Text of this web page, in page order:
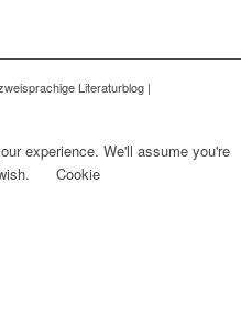
Literaturblog |
experience. We'll assume you're
Cookie